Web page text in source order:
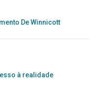
De Winnicott
à realidade